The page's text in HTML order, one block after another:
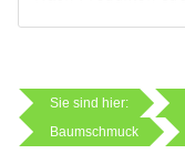
Sie sind hier:
Baumschmuck